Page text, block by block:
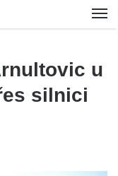
u
silnici